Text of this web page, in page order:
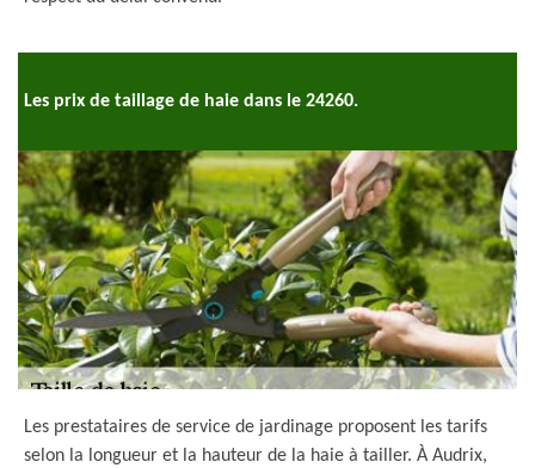
Les prix de taillage de haie dans le 24260.
Les prestataires de service de jardinage proposent les tarifs
selon la longueur et la hauteur de la haie à tailler. À Audrix,